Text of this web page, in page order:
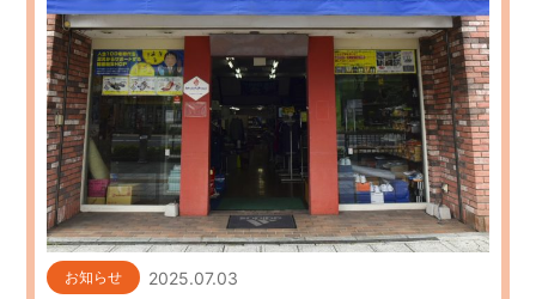
お知らせ 2025.07.03